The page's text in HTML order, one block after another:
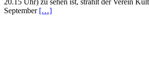
20.15 Uhr) zu sehen ist, strahlt der Verein
September […]